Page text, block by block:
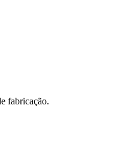
fabricação.